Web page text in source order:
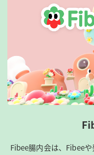
Fibee腸内会は、​Fibee